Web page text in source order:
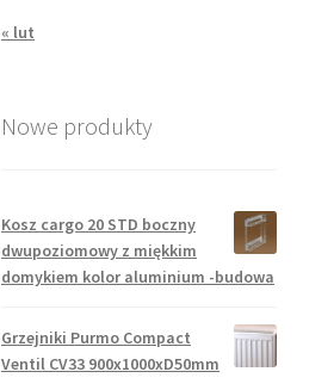
« lut
Nowe produkty
Kosz cargo 20 STD boczny
dwupoziomowy z miękkim
domykiem kolor aluminium -budowa
Grzejniki Purmo Compact
Ventil CV33 900x1000xD50mm